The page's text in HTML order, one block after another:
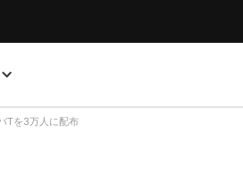
Tを3万人に配布